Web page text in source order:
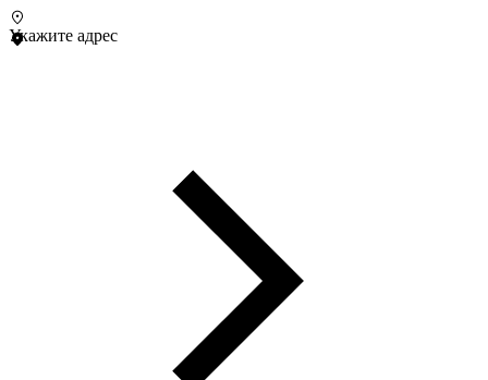
Укажите адрес